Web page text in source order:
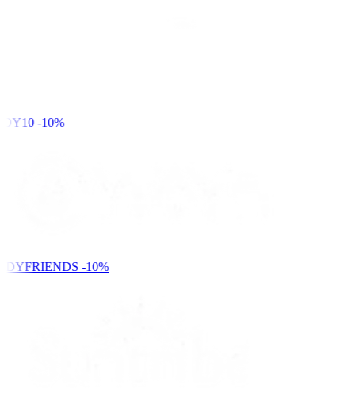
-10%
-10%